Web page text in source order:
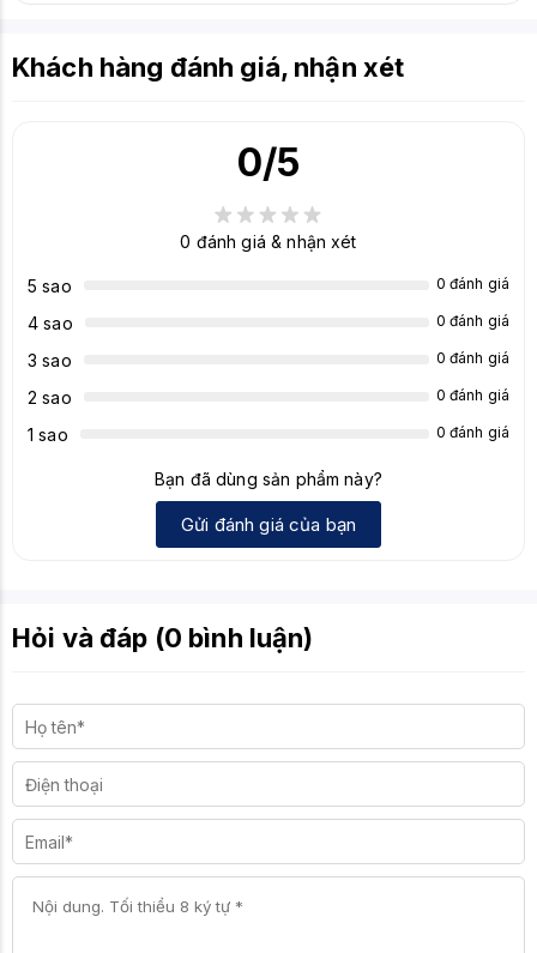
Khách hàng đánh giá, nhận xét
0/5
0 đánh giá & nhận xét
5 sao 0 đánh giá
4 sao 0 đánh giá
3 sao 0 đánh giá
2 sao 0 đánh giá
1 sao 0 đánh giá
Bạn đã dùng sản phẩm này?
Gửi đánh giá của bạn
Hỏi và đáp (0 bình luận)